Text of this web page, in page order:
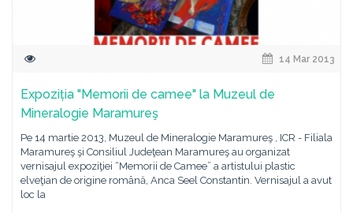
14 Mar 2013
Expoziția "Memorii de camee" la Muzeul de
Mineralogie Maramureş
Pe 14 martie 2013, Muzeul de Mineralogie Maramureş , ICR - Filiala
Maramureş şi Consiliul Judeţean Maramureş au organizat
vernisajul expoziţiei “Memorii de Camee” a artistului plastic
elveţian de origine română, Anca Seel Constantin. Vernisajul a avut
loc la